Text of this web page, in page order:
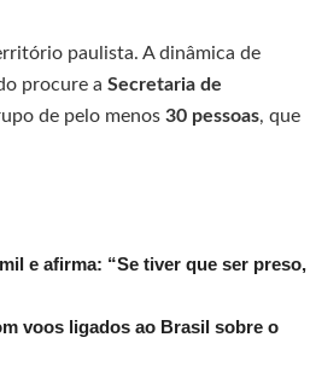
paulista. A dinâmica de
procure a Secretaria de
de pelo menos 30 pessoas, que
e afirma: “Se tiver que ser preso,
voos ligados ao Brasil sobre o